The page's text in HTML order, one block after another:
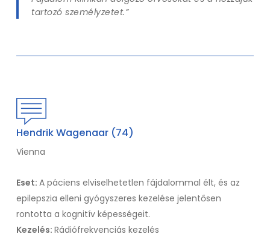
tartozó személyzetet.”
Hendrik Wagenaar (74)
Vienna
Eset:A páciens elviselhetetlen fájdalommal élt, és az
epilepszia elleni gyógyszeres kezelése jelentősen
rontotta a kognitív képességeit.
Kezelés:Rádiófrekvenciás kezelés